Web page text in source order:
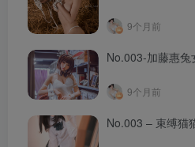
9个月前
No.003-加藤惠兔
9个月前
No.003 – 束缚猫